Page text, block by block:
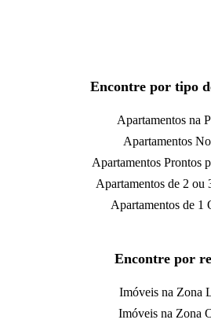
Encontre por tipo
Apartamentos na
Apartamentos
Apartamentos Prontos
Apartamentos de 2 ou
Apartamentos de 1
Encontre por
Imóveis na Zona
Imóveis na Zona